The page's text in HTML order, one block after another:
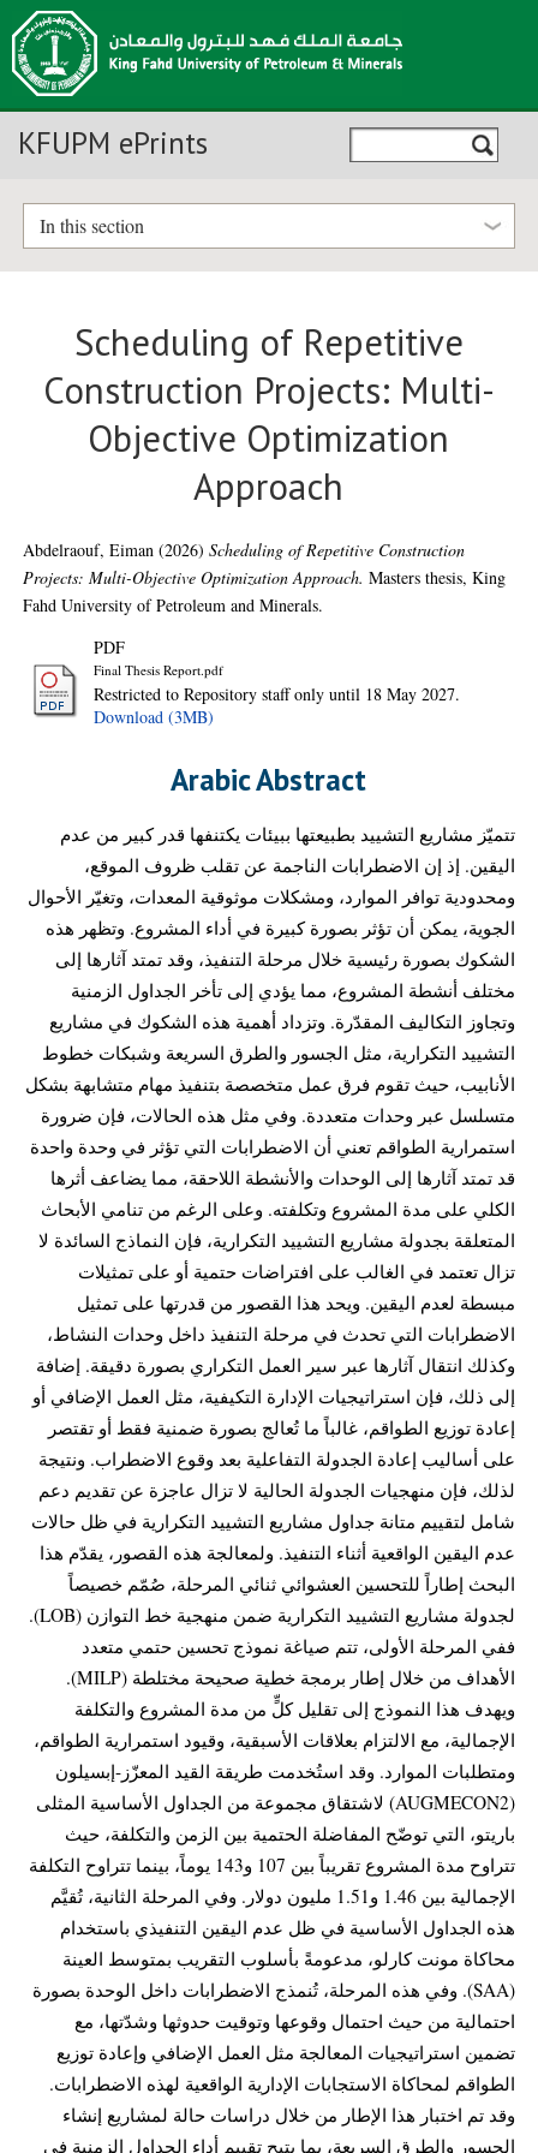
KFUPM ePrints
In this section
Scheduling of Repetitive
Construction Projects: Multi-
Objective Optimization
Approach
Abdelraouf, Eiman (2026)Scheduling of Repetitive Construction
Projects: Multi-Objective Optimization Approach. Masters thesis, King
Fahd University of Petroleum and Minerals.
PDF
Final Thesis Report.pdf
Restricted to Repository staff only until 18 May 2027.
Download (3MB)
Arabic Abstract
تتميّز مشاريع التشييد بطبيعتها ببيئات يكتنفها قدر كبير من عدم
اليقين. إذ إن الاضطرابات الناجمة عن تقلب ظروف الموقع،
ومحدودية توافر الموارد، ومشكلات موثوقية المعدات، وتغيّر الأحوال
الجوية، يمكن أن تؤثر بصورة كبيرة في أداء المشروع. وتظهر هذه
الشكوك بصورة رئيسية خلال مرحلة التنفيذ، وقد تمتد آثارها إلى
مختلف أنشطة المشروع، مما يؤدي إلى تأخر الجداول الزمنية
وتجاوز التكاليف المقدّرة. وتزداد أهمية هذه الشكوك في مشاريع
التشييد التكرارية، مثل الجسور والطرق السريعة وشبكات خطوط
الأنابيب، حيث تقوم فرق عمل متخصصة بتنفيذ مهام متشابهة بشكل
متسلسل عبر وحدات متعددة. وفي مثل هذه الحالات، فإن ضرورة
استمرارية الطواقم تعني أن الاضطرابات التي تؤثر في وحدة واحدة
قد تمتد آثارها إلى الوحدات والأنشطة اللاحقة، مما يضاعف أثرها
الكلي على مدة المشروع وتكلفته. وعلى الرغم من تنامي الأبحاث
المتعلقة بجدولة مشاريع التشييد التكرارية، فإن النماذج السائدة لا
تزال تعتمد في الغالب على افتراضات حتمية أو على تمثيلات
مبسطة لعدم اليقين. ويحد هذا القصور من قدرتها على تمثيل
الاضطرابات التي تحدث في مرحلة التنفيذ داخل وحدات النشاط،
وكذلك انتقال آثارها عبر سير العمل التكراري بصورة دقيقة. إضافة
إلى ذلك، فإن استراتيجيات الإدارة التكيفية، مثل العمل الإضافي أو
إعادة توزيع الطواقم، غالباً ما تُعالج بصورة ضمنية فقط أو تقتصر
على أساليب إعادة الجدولة التفاعلية بعد وقوع الاضطراب. ونتيجة
لذلك، فإن منهجيات الجدولة الحالية لا تزال عاجزة عن تقديم دعم
شامل لتقييم متانة جداول مشاريع التشييد التكرارية في ظل حالات
عدم اليقين الواقعية أثناء التنفيذ. ولمعالجة هذه القصور، يقدّم هذا
البحث إطاراً للتحسين العشوائي ثنائي المرحلة، صُمّم خصيصاً
لجدولة مشاريع التشييد التكرارية ضمن منهجية خط التوازن (LOB).
ففي المرحلة الأولى، تتم صياغة نموذج تحسين حتمي متعدد
الأهداف من خلال إطار برمجة خطية صحيحة مختلطة (MILP).
ويهدف هذا النموذج إلى تقليل كلٍّ من مدة المشروع والتكلفة
الإجمالية، مع الالتزام بعلاقات الأسبقية، وقيود استمرارية الطواقم،
ومتطلبات الموارد. وقد استُخدمت طريقة القيد المعزّز-إبسيلون
(AUGMECON2) لاشتقاق مجموعة من الجداول الأساسية المثلى
باريتو، التي توضّح المفاضلة الحتمية بين الزمن والتكلفة، حيث
تتراوح مدة المشروع تقريباً بين 107 و143 يوماً، بينما تتراوح التكلفة
الإجمالية بين 1.46 و1.51 مليون دولار. وفي المرحلة الثانية، تُقيَّم
هذه الجداول الأساسية في ظل عدم اليقين التنفيذي باستخدام
محاكاة مونت كارلو، مدعومةً بأسلوب التقريب بمتوسط العينة
(SAA). وفي هذه المرحلة، تُنمذج الاضطرابات داخل الوحدة بصورة
احتمالية من حيث احتمال وقوعها وتوقيت حدوثها وشدّتها، مع
تضمين استراتيجيات المعالجة مثل العمل الإضافي وإعادة توزيع
الطواقم لمحاكاة الاستجابات الإدارية الواقعية لهذه الاضطرابات.
وقد تم اختبار هذا الإطار من خلال دراسات حالة لمشاريع إنشاء
الجسور والطرق السريعة، بما يتيح تقييم أداء الجداول الزمنية في